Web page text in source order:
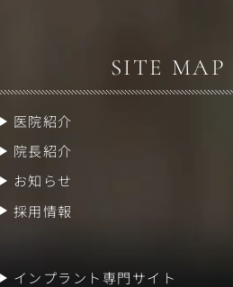
SITE MAP
医院紹介
院長紹介
お知らせ
採用情報
インプラント専門サイト